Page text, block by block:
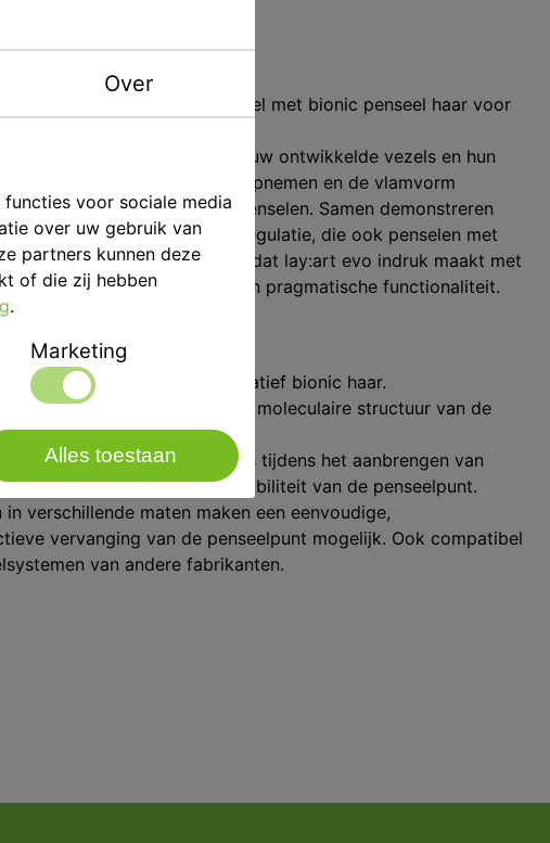
ultramoderne premium penseel met bionic penseel haar voor
samenstelling van de nieuw ontwikkelde vezels en hun
kunnen de haren vocht opnemen en de vlamvorm
is voor hoogwaardige penselen. Samen demonstreren
de karakteristieke vochtregulatie, die ook penselen met
onderscheidt. Het resultaat is dat lay:art evo indruk maakt met
productdetails en pragmatische functionaliteit.
duurzaamheid dankzij innovatief bionic haar.
dankzij de speciale moleculaire structuur van de
van keramische massa's tijdens het aanbrengen van
de fijnheid, elasticiteit en stabiliteit van de penseelpunt.
in verschillende maten maken een eenvoudige,
vervanging van de penseelpunt mogelijk. Ook compatibel
van andere fabrikanten.
Over
voor sociale media
over uw gebruik van
partners kunnen deze
of die zij hebben
.
Marketing
Alles toestaan